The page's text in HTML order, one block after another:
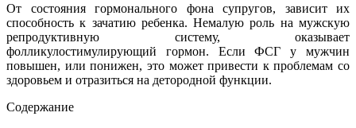
От состояния гормонального фона супругов, зависит их
способность к зачатию ребенка. Немалую роль на мужскую
репродуктивную систему, оказывает
фолликулостимулирующий гормон. Если ФСГ у мужчин
повышен, или понижен, это может привести к проблемам со
здоровьем и отразиться на детородной функции.
Содержание